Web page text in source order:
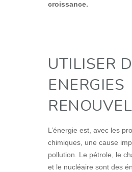
croissance.
UTILISER
ENERGIES
L’énergie est, avec les
chimiques, une cause
pollution. Le pétrole, le
et le nucléaire sont des